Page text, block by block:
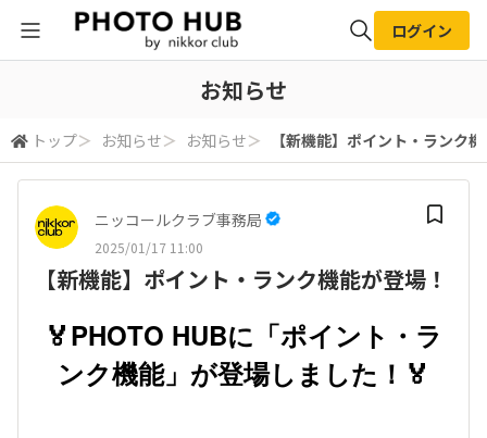
検索
ログイン
お知らせ
トップ＞ お知らせ＞ お知らせ＞ 【新機能】ポイント・ランク
ニッコールクラブ事務局
2025/01/17 11:00
【新機能】ポイント・ランク機能が登場！
🏅PHOTO HUBに「ポイント・ラ
ンク機能」が登場しました！🏅